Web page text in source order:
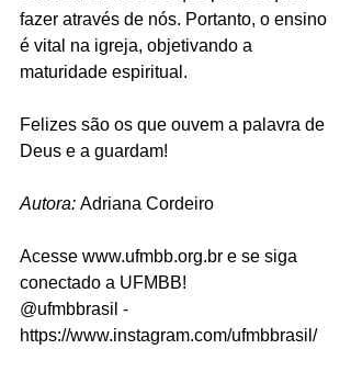
fazer através de nós. Portanto, o ensino
é vital na igreja, objetivando a
maturidade espiritual.
Felizes são os que ouvem a palavra de
Deus e a guardam!
Autora: Adriana Cordeiro
Acesse www.ufmbb.org.br e se siga
conectado a UFMBB!
@ufmbbrasil -
https://www.instagram.com/ufmbbrasil/